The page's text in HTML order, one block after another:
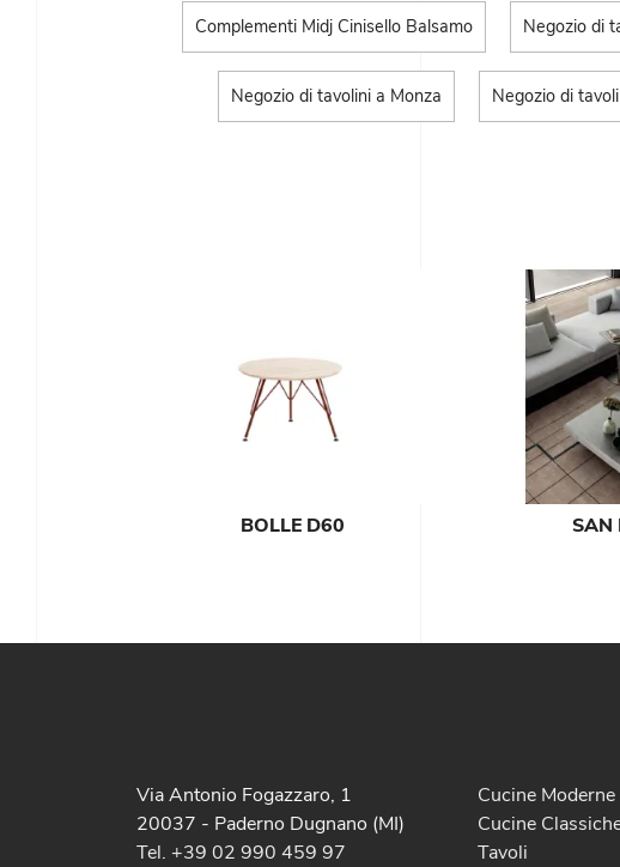
Complementi Midj Cinisello Balsamo Negozio di
Negozio di tavolini a Monza Negozio di
BOLLE D60 SAN
Via Antonio Fogazzaro, 1
20037 - Paderno Dugnano (MI)
Tel. +39 02 990 459 97
Cucine Moderne
Cucine
Tavoli